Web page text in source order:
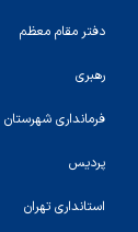
دفتر مقام معظم
رهبری
فرمانداری شهرستان
پردیس
استانداری تهران